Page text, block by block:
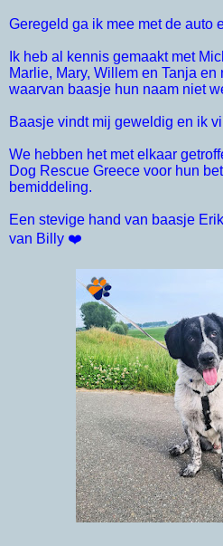
Geregeld ga ik mee met de auto
Ik heb al kennis gemaakt met
Marlie, Mary, Willem en Tanja
waarvan baasje hun naam niet
Baasje vindt mij geweldig en ik
We hebben het met elkaar
Dog Rescue Greece voor hun
bemiddeling.
Een stevige hand van baasje
van Billy ❤️